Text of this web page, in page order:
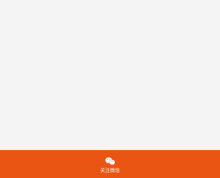

关注微信